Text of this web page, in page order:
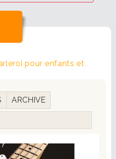
pour enfants et
ARCHIVE